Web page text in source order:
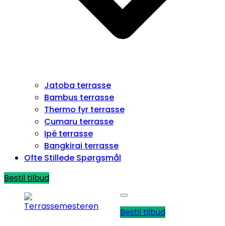
Jatoba terrasse
Bambus terrasse
Thermo fyr terrasse
Cumaru terrasse
Ipé terrasse
Bangkirai terrasse
Ofte Stillede Spørgsmål
Bestil tilbud
Open
menu
Close
menu
Bestil tilbud